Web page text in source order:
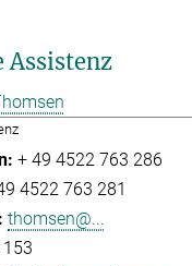
Assistenz
+ 49 4522 763 286
4522 763 281
thomsen@...
153